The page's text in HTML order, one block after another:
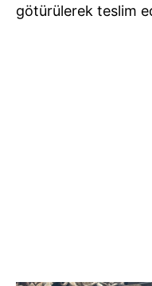
götürülerek teslim